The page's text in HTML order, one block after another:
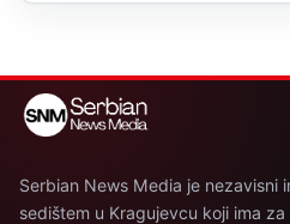
Serbian News Media je nezavisni
sedištem u Kragujevcu koji ima